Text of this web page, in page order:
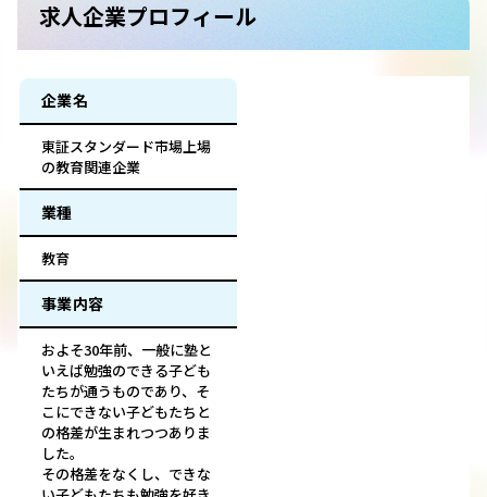
求人企業プロフィール
企業名
東証スタンダード市場上場
の教育関連企業
業種
教育
事業内容
およそ30年前、一般に塾と
いえば勉強のできる子ども
たちが通うものであり、そ
こにできない子どもたちと
の格差が生まれつつありま
した。
その格差をなくし、できな